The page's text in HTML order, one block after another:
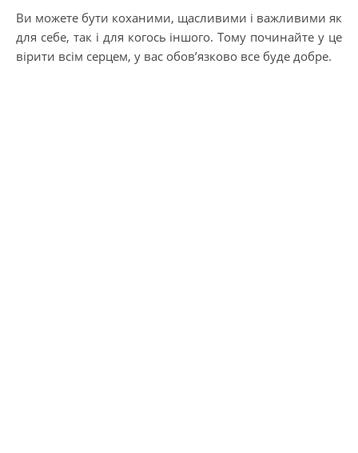
Ви можете бути коханими, щасливими і важливими як
для себе, так і для когось іншого. Тому починайте у це
вірити всім серцем, у вас обов’язково все буде добре.